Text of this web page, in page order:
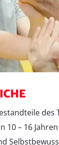
ICHE
des
10 – 16